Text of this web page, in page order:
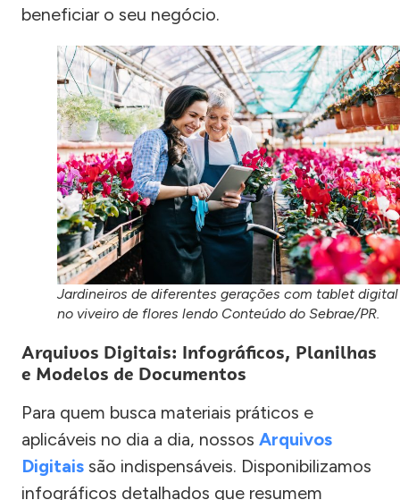
beneficiar o seu negócio.
Jardineiros de diferentes gerações com tablet digital
no viveiro de flores lendo Conteúdo do Sebrae/PR.
Arquivos Digitais: Infográficos, Planilhas
e Modelos de Documentos
Para quem busca materiais práticos e
aplicáveis no dia a dia, nossos Arquivos
Digitais são indispensáveis. Disponibilizamos
infográficos detalhados que resumem